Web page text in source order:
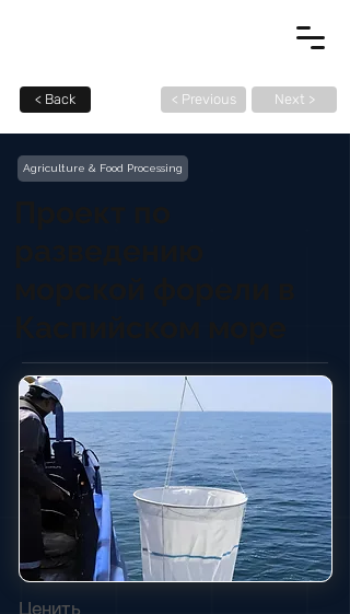
< Back < Previous Next >
Agriculture & Food Processing
Ценить